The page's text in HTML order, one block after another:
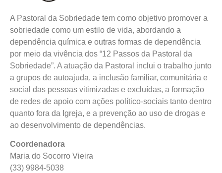
A Pastoral da Sobriedade tem como objetivo promover a
sobriedade como um estilo de vida, abordando a
dependência química e outras formas de dependência
por meio da vivência dos “12 Passos da Pastoral da
Sobriedade”. A atuação da Pastoral inclui o trabalho junto
a grupos de autoajuda, a inclusão familiar, comunitária e
social das pessoas vitimizadas e excluídas, a formação
de redes de apoio com ações político-sociais tanto dentro
quanto fora da Igreja, e a prevenção ao uso de drogas e
ao desenvolvimento de dependências.
Coordenadora
Maria do Socorro Vieira
(33) 9984-5038